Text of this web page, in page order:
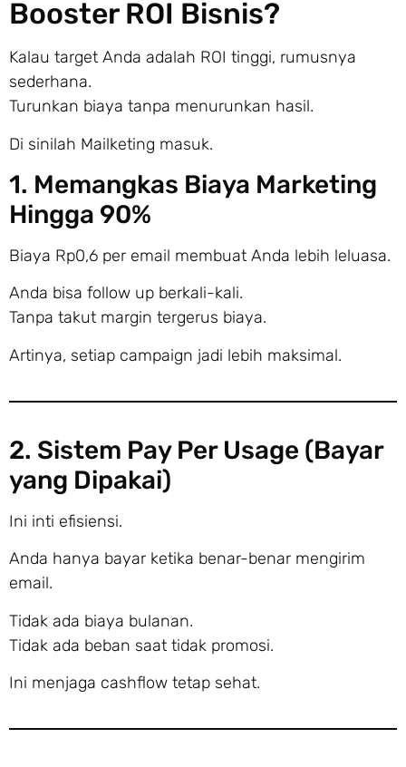
Booster ROI Bisnis?
Kalau target Anda adalah ROI tinggi, rumusnya
sederhana.
Turunkan biaya tanpa menurunkan hasil.
Di sinilah Mailketing masuk.
1. Memangkas Biaya Marketing
Hingga 90%
Biaya Rp0,6 per email membuat Anda lebih leluasa.
Anda bisa follow up berkali-kali.
Tanpa takut margin tergerus biaya.
Artinya, setiap campaign jadi lebih maksimal.
2. Sistem Pay Per Usage (Bayar
yang Dipakai)
Ini inti efisiensi.
Anda hanya bayar ketika benar-benar mengirim
email.
Tidak ada biaya bulanan.
Tidak ada beban saat tidak promosi.
Ini menjaga cashflow tetap sehat.